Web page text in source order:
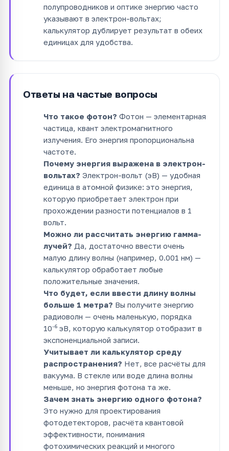
полупроводников и оптике энергию часто
указывают в электрон-вольтах;
калькулятор дублирует результат в обеих
единицах для удобства.
Ответы на частые вопросы
Что такое фотон? Фотон — элементарная
частица, квант электромагнитного
излучения. Его энергия пропорциональна
частоте.
Почему энергия выражена в электрон-
вольтах? Электрон-вольт (эВ) — удобная
единица в атомной физике: это энергия,
которую приобретает электрон при
прохождении разности потенциалов в 1
вольт.
Можно ли рассчитать энергию гамма-
лучей? Да, достаточно ввести очень
малую длину волны (например, 0.001 нм) —
калькулятор обработает любые
положительные значения.
Что будет, если ввести длину волны
больше 1 метра? Вы получите энергию
радиоволн — очень маленькую, порядка
10⁻⁶ эВ, которую калькулятор отобразит в
экспоненциальной записи.
Учитывает ли калькулятор среду
распространения? Нет, все расчёты для
вакуума. В стекле или воде длина волны
меньше, но энергия фотона та же.
Зачем знать энергию одного фотона?
Это нужно для проектирования
фотодетекторов, расчёта квантовой
эффективности, понимания
фотохимических реакций и многого